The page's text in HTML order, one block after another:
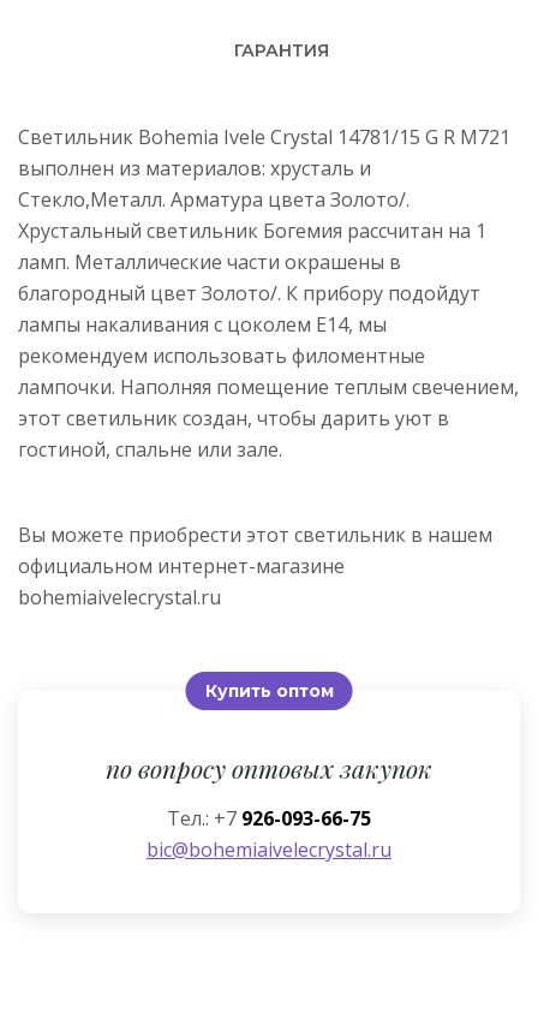
ГАРАНТИЯ
Светильник Bohemia Ivele Crystal 14781/15 G R M721
выполнен из материалов: хрусталь и
Стекло,Металл. Арматура цвета Золото/.
Хрустальный светильник Богемия рассчитан на 1
ламп. Металлические части окрашены в
благородный цвет Золото/. К прибору подойдут
лампы накаливания с цоколем E14, мы
рекомендуем использовать филоментные
лампочки. Наполняя помещение теплым свечением,
этот светильник создан, чтобы дарить уют в
гостиной, спальне или зале.
Вы можете приобрести этот светильник в нашем
официальном интернет-магазине
bohemiaivelecrystal.ru
Купить оптом
по вопросу оптовых закупок
Тел.: +7 926-093-66-75
bic@bohemiaivelecrystal.ru